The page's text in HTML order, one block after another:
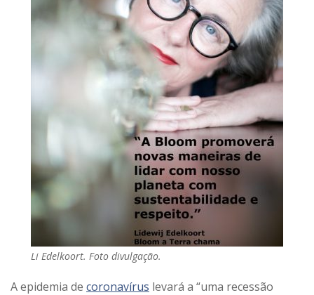
Li Edelkoort. Foto divulgação.
A epidemia de coronavírus levará a “uma recessão